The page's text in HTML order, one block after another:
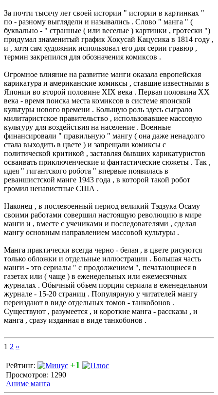
За почти тысячу лет своей истории " истории в картинках "
по - разному выглядели и назывались . Слово " манга " (
буквально - " странные ( или веселые ) картинки , гротески ")
придумал знаменитый график Хокусай Кацусика в 1814 году ,
и , хотя сам художник использовал его для серии гравюр ,
термин закрепился для обозначения комиксов .
Огромное влияние на развитие манги оказала европейская
карикатура и американские комиксы , ставшие известными в
Японии во второй половине XIX века . Первая половина XX
века - время поиска места комиксов в системе японской
культуры нового времени . Большую роль здесь сыграло
милитаристское правительство , использовавшее массовую
культуру для воздействия на население . Военные
финансировали " правильную " мангу ( она даже ненадолго
стала выходить в цвете ) и запрещали комиксы с
политической критикой , заставляя бывших карикатуристов
осваивать приключенческие и фантастические сюжеты . Так ,
идея " гигантского робота " впервые появилась в
реваншистской манге 1943 года , в которой такой робот
громил ненавистные США .
Наконец , в послевоенный период великий Тэдзука Осаму
своими работами совершил настоящую революцию в мире
манги и , вместе с учениками и последователями , сделал
мангу основным направлением массовой культуры .
Манга практически всегда черно - белая , в цвете рисуются
только обложки и отдельные иллюстрации . Большая часть
манги - это сериалы " с продолжением ", печатающиеся в
газетах или ( чаще ) в еженедельных или ежемесячных
журналах . Обычный объем порции сериала в еженедельном
журнале - 15-20 страниц . Популярную у читателей мангу
переиздают в виде отдельных томов - танкобонов .
Существуют , разумеется , и короткие манга - рассказы , и
манга , сразу изданная в виде танкобонов .
1 2 »
Рейтинг: +1
Просмотров: 1290
Аниме манга